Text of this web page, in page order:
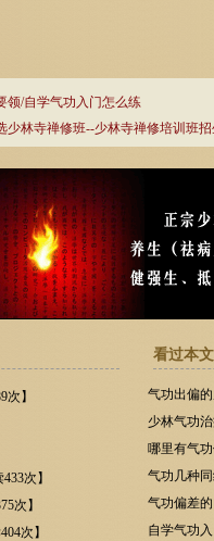
领/自学气功入门怎么练
少林寺禅修班--少林寺禅修培训班
】
次】
次】
次】
看过本
气功出偏
少林气功
哪里有气
气功几种
气功偏差
自学气功